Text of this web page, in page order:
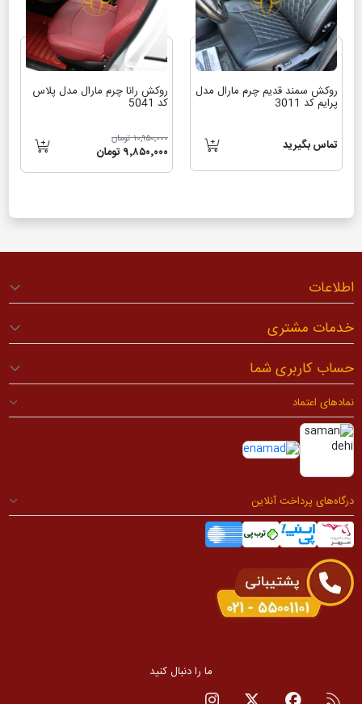
روکش سمند قدیم چرم مارال مدل
پرایم کد 3011
تماس بگیرید
روکش رانا چرم مارال مدل پلاس
کد 5041
۱۰٬۹۵۰٬۰۰۰ تومان
۹٬۸۵۰٬۰۰۰ تومان
اطلاعات
خدمات مشتری
حساب کاربری شما
نمادهای اعتماد
درگاه‌های پرداخت آنلاین
ما را دنبال کنید